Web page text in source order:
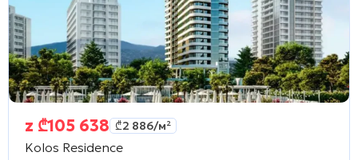
z ₾105 638 ₾2 886/м²
Kolos Residence